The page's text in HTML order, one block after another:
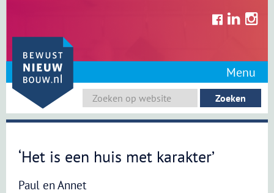
content
Menu
‘Het is een huis met karakter’
Paul en Annet